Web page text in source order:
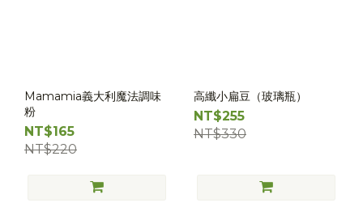
Mamamia義大利魔法調味
粉
NT$165
NT$220
高纖小扁豆（玻璃瓶）
NT$255
NT$330